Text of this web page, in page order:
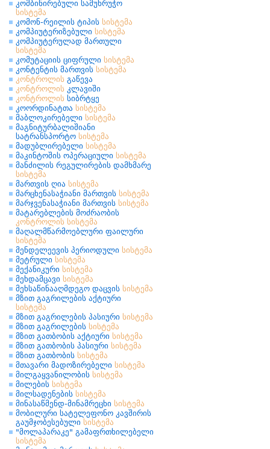
კომბინირებული სამუხრუჭო
სისტემა
კომონ-რეილის ტიპის სისტემა
კომპიუტერიზებული სისტემა
კომპიუტერულად მართული
სისტემა
კომუტაციის ციფრული სისტემა
კონტენტის მართვის სისტემა
კონტროლის გაწევა
კონტროლის კლავიში
კონტროლის სიბრტყე
კოორდინატთა სისტემა
მაბლოკირებელი სისტემა
მაგნიტურბალიშიანი
სატრანსპორტო სისტემა
მადუბლირებელი სისტემა
მაკინტოშის ოპერაციული სისტემა
მანძილის რეგულირების დამხმარე
სისტემა
მართვის ღია სისტემა
მარცხენასაჭიანი მართვის სისტემა
მარჯვენასაჭიანი მართვის სისტემა
მატარებლების მოძრაობის
კონტროლის სისტემა
მაღალმწარმოებლური ფაილური
სისტემა
მენდელეევის პერიოდული სისტემა
მეტრული სისტემა
მექანიკური სისტემა
მეხდამცავი სისტემა
მეხსაწინააღმდეგო დაცვის სისტემა
მზით გაგრილების აქტიური
სისტემა
მზით გაგრილების პასიური სისტემა
მზით გაგრილების სისტემა
მზით გათბობის აქტიური სისტემა
მზით გათბობის პასიური სისტემა
მზით გათბობის სისტემა
მთავარი მადოზირებელი სისტემა
მილგაყვანილობის სისტემა
მილების სისტემა
მილსადენების სისტემა
მინასაწმენდ-მინამრეცხი სისტემა
მობილური სატელეფონო კავშირის
გაუმჯობესებული სისტემა
"მოლაპარაკე" გამაფრთხილებელი
სისტემა